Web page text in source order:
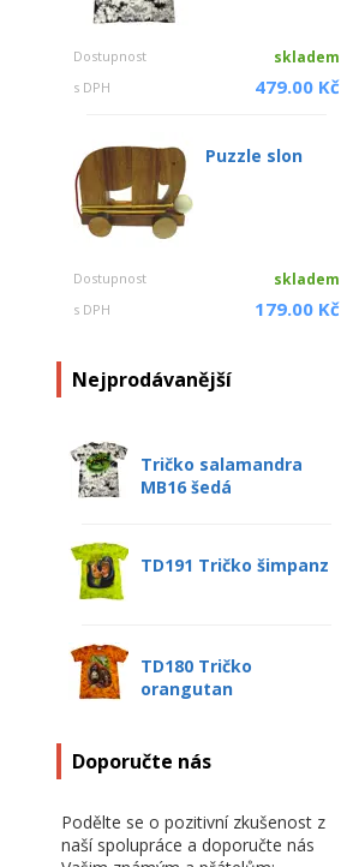
Dostupnost skladem
s DPH 479.00 Kč
Puzzle slon
Dostupnost skladem
s DPH 179.00 Kč
Nejprodávanější
Tričko salamandra
MB16 šedá
TD191 Tričko šimpanz
TD180 Tričko
orangutan
Doporučte nás
Podělte se o pozitivní zkušenost z
naší spolupráce a doporučte nás